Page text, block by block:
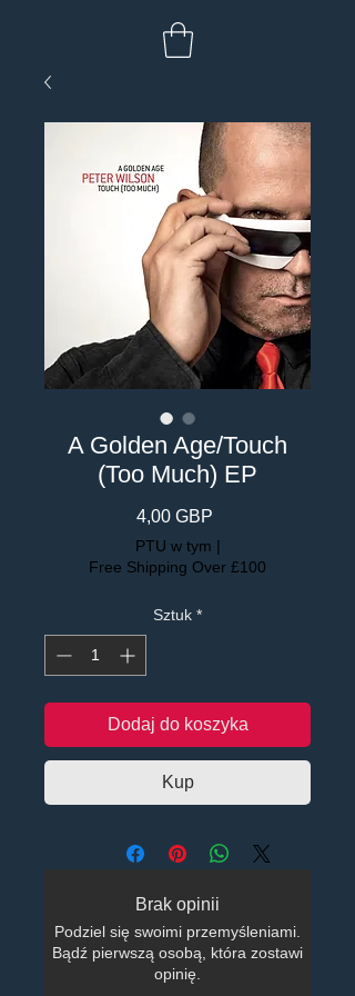
A Golden Age/Touch
(Too Much) EP
4,00 GBP
PTU w tym |
Free Shipping Over £100
Sztuk *
Dodaj do koszyka
Kup
Brak opinii
Podziel się swoimi przemyśleniami.
Bądź pierwszą osobą, która zostawi
opinię.